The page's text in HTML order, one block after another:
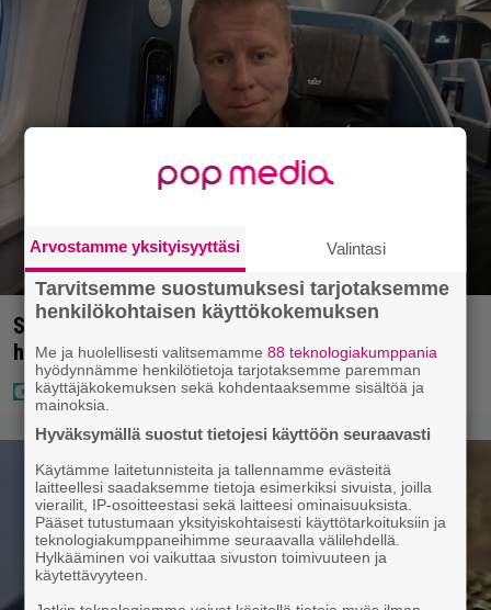
Sampo Kaulanen sai oudon tulehduksen – makaa
hoitolaitteessa nytkähdellen
Arvostamme yksityisyyttäsi Valintasi
Tarvitsemme suostumuksesi tarjotaksemme
henkilökohtaisen käyttökokemuksen
Me ja huolellisesti valitsemamme88 teknologiakumppania
hyödynnämme henkilötietoja tarjotaksemme paremman
käyttäjäkokemuksen sekä kohdentaaksemme sisältöä ja
mainoksia.
Hyväksymällä suostut tietojesi käyttöön seuraavasti
Käytämme laitetunnisteita ja tallennamme evästeitä
laitteellesi saadaksemme tietoja esimerkiksi sivuista, joilla
vierailit, IP-osoitteestasi sekä laitteesi ominaisuuksista.
Pääset tutustumaan yksityiskohtaisesti käyttötarkoituksiin ja
teknologiakumppaneihimme seuraavalla välilehdellä.
Hylkääminen voi vaikuttaa sivuston toimivuuteen ja
käytettävyyteen.